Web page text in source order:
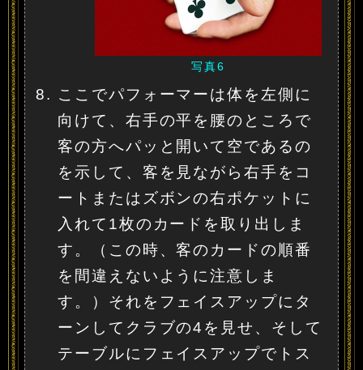
写真6
ここでパフォーマーは体を左側に
向けて、右手の平を腰のところで
客の方へパッと開いて空であるの
を示して、客を見ながら右手をコ
ートまたはズボンの右ポケットに
入れて1枚のカードを取り出しま
す。（この時、客のカードの順番
を間違えないように注意しま
す。）それをフェイスアップにタ
ーンしてクラブの4を見せ、そして
テーブルにフェイスアップでトス